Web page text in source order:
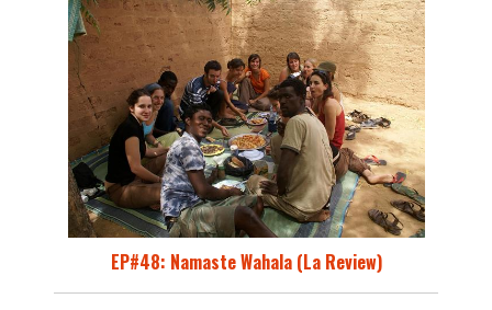
EP#48: Namaste Wahala (La Review)